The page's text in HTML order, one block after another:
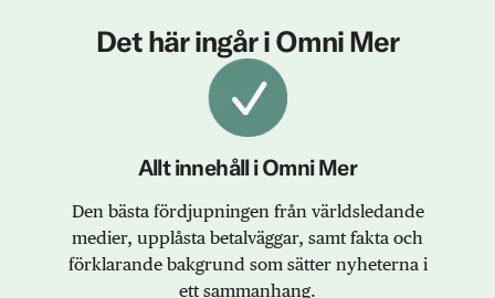
Det här ingår i Omni Mer
Allt innehåll i Omni Mer
Den bästa fördjupningen från världsledande
medier, upplåsta betalväggar, samt fakta och
förklarande bakgrund som sätter nyheterna i
ett sammanhang.